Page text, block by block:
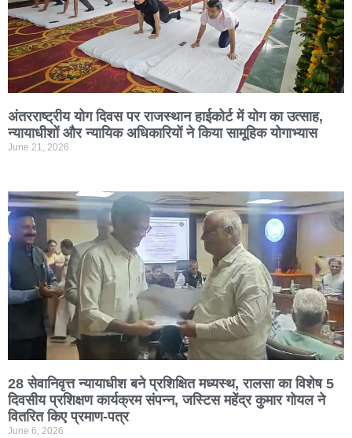
अंतरराष्ट्रीय योग दिवस पर राजस्थान हाईकोर्ट में योग का उत्साह,
न्यायाधीशों और न्यायिक अधिकारियों ने किया सामूहिक योगाभ्यास
June 21, 2026
28 सेवानिवृत्त न्यायाधीश बने प्रशिक्षित मध्यस्थ, रालसा का विशेष 5
दिवसीय प्रशिक्षण कार्यक्रम संपन्न, जस्टिस महेंद्र कुमार गोयल ने
वितरित किए प्रमाण-पत्र
June 6, 2026